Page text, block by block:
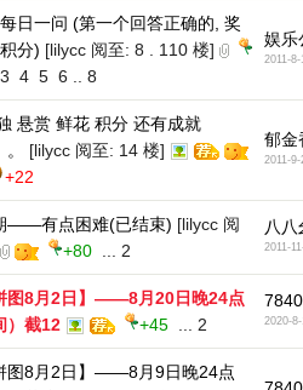
日一问 (第一个回答正确的, 奖
分) [lilycc 阅至: 8 . 110 楼]
3 4 5 6 8
娱乐
2011-8-
悬赏 鲜花 积分 还有成就
[lilycc 阅至: 14 楼]
+22
郁金
2011-9-
——有点困难(已结束) [lilycc 阅
+80 2
八八
2011-
图8月2日】——8月20日晚24点
）截12
+45 2 2020-
图8月2日】——8月9日晚24点